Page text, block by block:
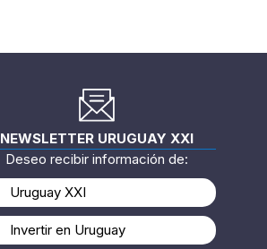
NEWSLETTER URUGUAY XXI
Deseo recibir información de:
Uruguay XXI
Invertir en Uruguay